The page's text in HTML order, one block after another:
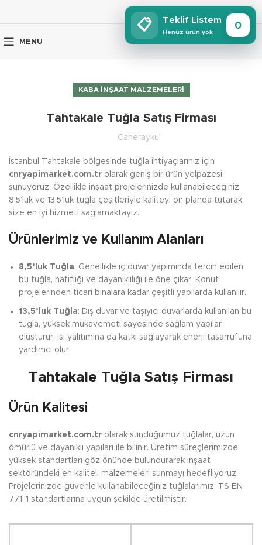
MENU
KABA İNŞAAT MALZEMELERI
Tahtakale Tuğla Satış Firması
Caneraykul
İstanbul Tahtakale bölgesinde tuğla ihtiyaçlarınız için
cnryapimarket.com.tr olarak geniş bir ürün yelpazesi
sunuyoruz. Özellikle inşaat projelerinizde kullanabileceğiniz
8,5’luk ve 13,5’luk tuğla çeşitleriyle kaliteyi ön planda tutarak
size en iyi hizmeti sağlamaktayız.
Ürünlerimiz ve Kullanım Alanları
8,5’luk Tuğla: Genellikle iç duvar yapımında tercih edilen
bu tuğla, hafifliği ve dayanıklılığı ile öne çıkar. Konut
projelerinden ticari binalara kadar çeşitli yapılarda kullanılır.
13,5’luk Tuğla: Dış duvar ve taşıyıcı duvarlarda kullanılan bu
tuğla, yüksek mukavemeti sayesinde sağlam yapılar
oluşturur. Isı yalıtımına da katkı sağlayarak enerji tasarrufuna
yardımcı olur.
Tahtakale Tuğla Satış Firması
Ürün Kalitesi
cnryapimarket.com.tr olarak sunduğumuz tuğlalar, uzun
ömürlü ve dayanıklı yapıları ile bilinir. Üretim süreçlerimizde
yüksek standartları göz önünde bulundurarak inşaat
sektöründeki en kaliteli malzemeleri sunmayı hedefliyoruz.
Projelerinizde güvenle kullanabileceğiniz tuğlalarımız, TS EN
771-1 standartlarına uygun şekilde üretilmiştir.
📋 Teklif Listem
Henüz ürün yok
0